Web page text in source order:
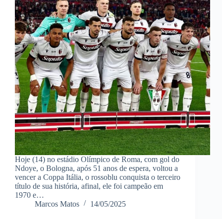
Hoje (14) no estádio Olímpico de Roma, com gol do
Ndoye, o Bologna, após 51 anos de espera, voltou a
vencer a Coppa Itália, o rossoblu conquista o terceiro
título de sua história, afinal, ele foi campeão em
1970 e…
Marcos Matos
14/05/2025